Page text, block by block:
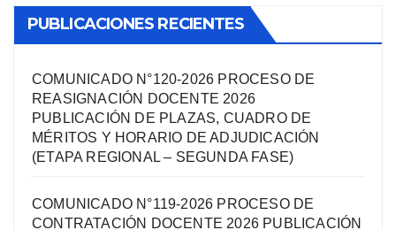
PUBLICACIONES RECIENTES
COMUNICADO N°120-2026 PROCESO DE
REASIGNACIÓN DOCENTE 2026
PUBLICACIÓN DE PLAZAS, CUADRO DE
MÉRITOS Y HORARIO DE ADJUDICACIÓN
(ETAPA REGIONAL – SEGUNDA FASE)
COMUNICADO N°119-2026 PROCESO DE
CONTRATACIÓN DOCENTE 2026 PUBLICACIÓN